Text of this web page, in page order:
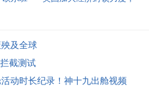
及全球
截测试
动时长纪录！神十九出舱视频